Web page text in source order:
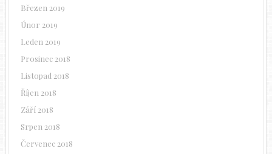
Březen 2019
Únor 2019
Leden 2019
Prosinec 2018
Listopad 2018
Říjen 2018
Září 2018
Srpen 2018
Červenec 2018